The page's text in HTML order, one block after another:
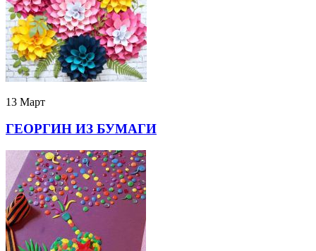
13 Март
ГЕОРГИН ИЗ БУМАГИ